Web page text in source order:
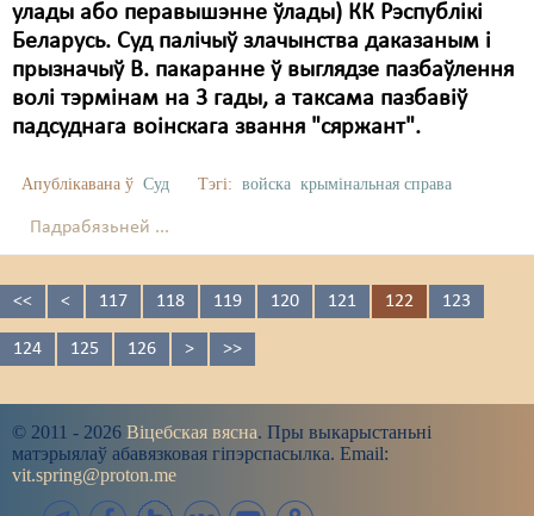
улады або перавышэнне ўлады) КК Рэспублікі
Беларусь. Суд палічыў злачынства даказаным і
прызначыў В. пакаранне ў выглядзе пазбаўлення
волі тэрмінам на 3 гады, а таксама пазбавіў
падсуднага воінскага звання "сяржант".
Апублікавана ў Суд Тэгі: войска крымінальная справа
Падрабязьней ...
<< < 117 118 119 120 121 122 123
124 125 126 > >>
© 2011 - 2026 Віцебская вясна. Пры выкарыстаньні
матэрыялаў абавязковая гіпэрспасылка. Email:
vit.spring@proton.me